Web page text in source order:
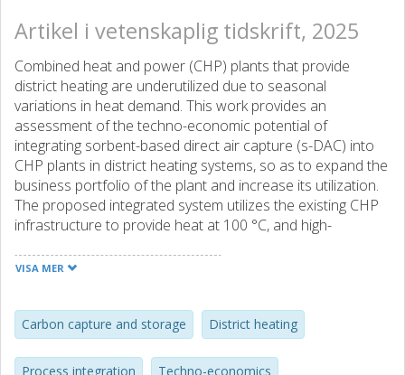
Artikel i vetenskaplig tidskrift, 2025
Combined heat and power (CHP) plants that provide
district heating are underutilized due to seasonal
variations in heat demand. This work provides an
assessment of the techno-economic potential of
integrating sorbent-based direct air capture (s-DAC) into
CHP plants in district heating systems, so as to expand the
business portfolio of the plant and increase its utilization.
The proposed integrated system utilizes the existing CHP
infrastructure to provide heat at 100 °C, and high-
from a post-combustion carbon capture (PCC) unit, so as
removal (CDR) potential of the proposed system and
identify the optimal design and operation, while
considering cost optimization with respect to fuel type,
VISA MER
Carbon capture and storage District heating
Process integration Techno-economics